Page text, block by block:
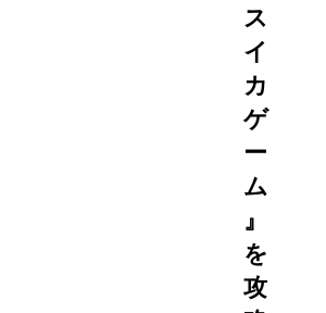
ス
イ
カ
ゲ
ー
ム
』
を
攻